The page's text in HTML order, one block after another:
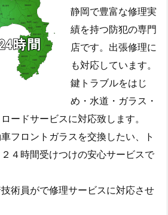
静岡で豊富な修理実
績を持つ防犯の専門
店です。出張修理に
も対応しています。
鍵トラブルをはじ
め・水道・ガラス・
ードサービスに対応致します。
フロントガラスを交換したい、ト
４時間受けつけの安心サービスで
術員がで修理サービスに対応させ